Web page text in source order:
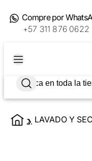
Compre por
+57 311 876 0622
LAVADO Y